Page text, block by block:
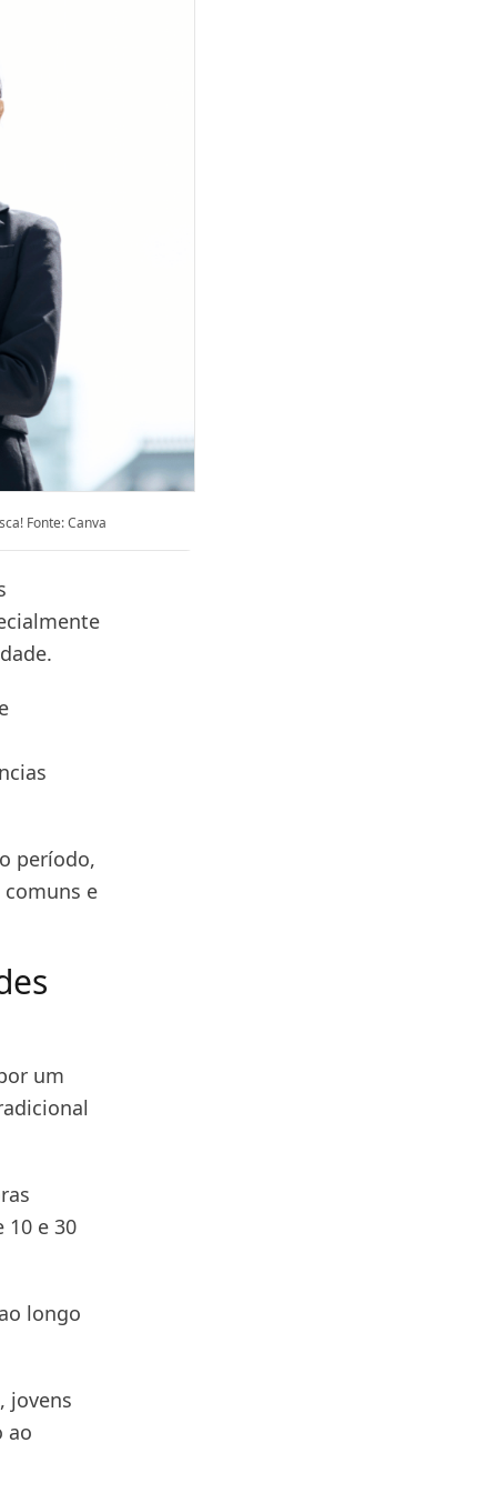
Fonte: Canva
período,
e
um
e 30
longo
jovens
ao